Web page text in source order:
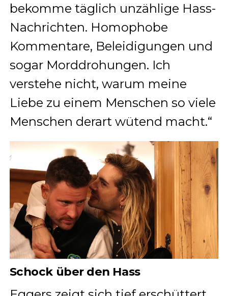
bekomme täglich unzählige Hass-
Nachrichten. Homophobe
Kommentare, Beleidigungen und
sogar Morddrohungen. Ich
verstehe nicht, warum meine
Liebe zu einem Menschen so viele
Menschen derart wütend macht.“
Schock über den Hass